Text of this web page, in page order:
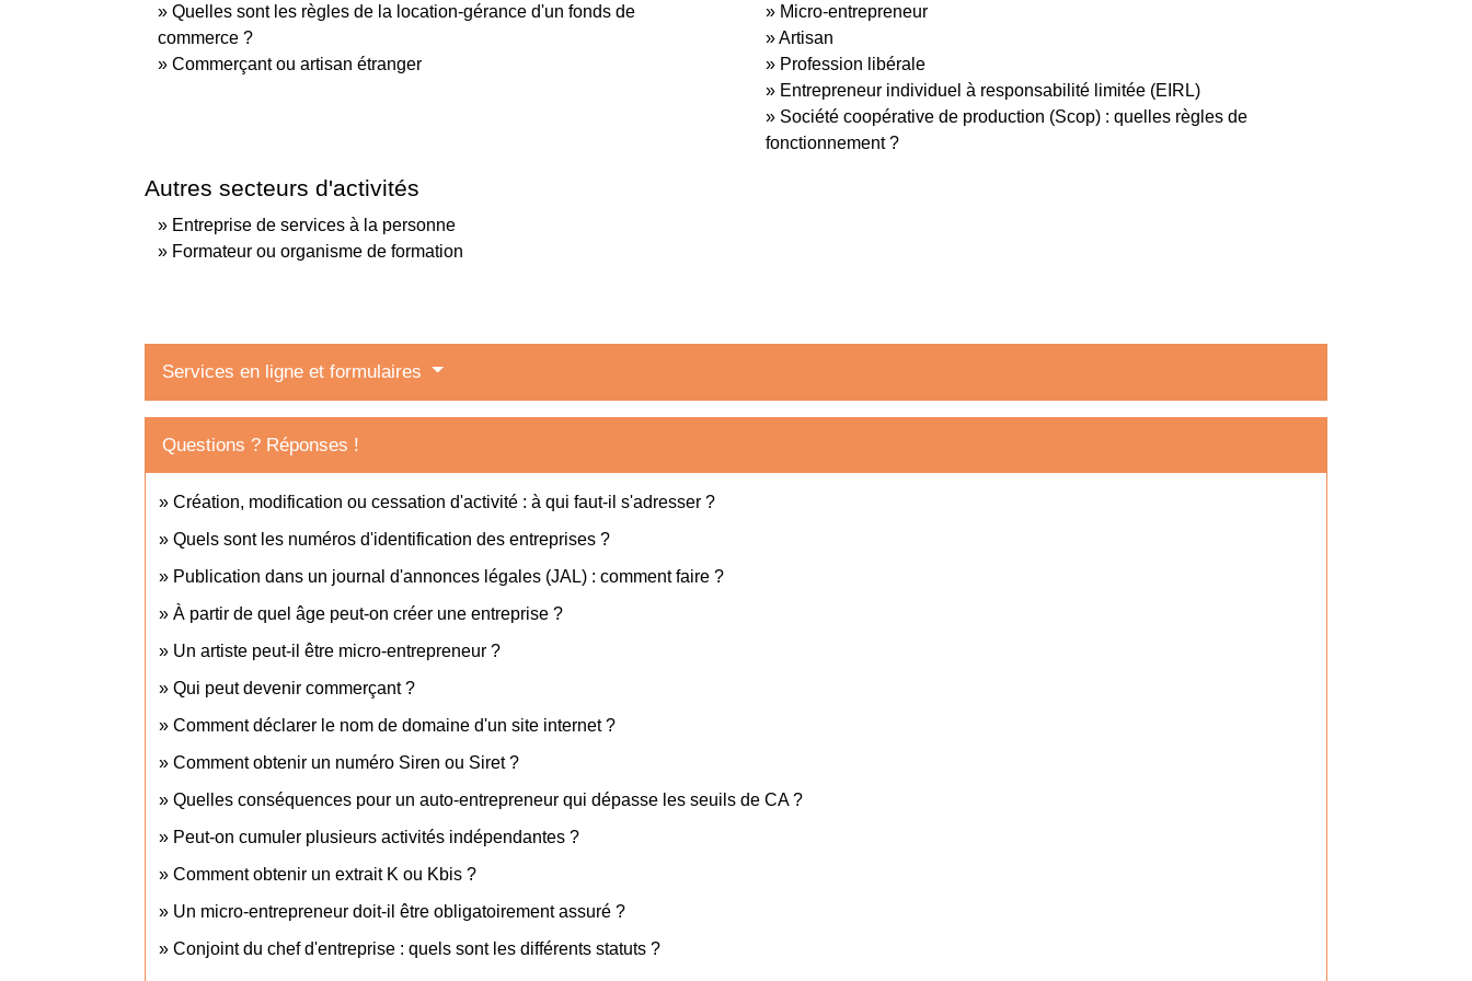
Quelles sont les règles de la location-gérance d'un fonds de
commerce ?
Commerçant ou artisan étranger
Micro-entrepreneur
Artisan
Profession libérale
Entrepreneur individuel à responsabilité limitée (EIRL)
Société coopérative de production (Scop) : quelles règles de
fonctionnement ?
Autres secteurs d'activités
Entreprise de services à la personne
Formateur ou organisme de formation
Services en ligne et formulaires
Questions ? Réponses !
Création, modification ou cessation d'activité : à qui faut-il s'adresser ?
Quels sont les numéros d'identification des entreprises ?
Publication dans un journal d'annonces légales (JAL) : comment faire ?
À partir de quel âge peut-on créer une entreprise ?
Un artiste peut-il être micro-entrepreneur ?
Qui peut devenir commerçant ?
Comment déclarer le nom de domaine d'un site internet ?
Comment obtenir un numéro Siren ou Siret ?
Quelles conséquences pour un auto-entrepreneur qui dépasse les seuils de CA ?
Peut-on cumuler plusieurs activités indépendantes ?
Comment obtenir un extrait K ou Kbis ?
Un micro-entrepreneur doit-il être obligatoirement assuré ?
Conjoint du chef d'entreprise : quels sont les différents statuts ?